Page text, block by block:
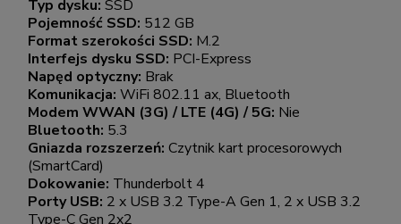
Typ dysku: SSD
Pojemność SSD: 512 GB
Format szerokości SSD: M.2
Interfejs dysku SSD: PCI-Express
Napęd optyczny: Brak
Komunikacja: WiFi 802.11 ax, Bluetooth
Modem WWAN (3G) / LTE (4G) / 5G: Nie
Bluetooth: 5.3
Gniazda rozszerzeń: Czytnik kart procesorowych
(SmartCard)
Dokowanie: Thunderbolt 4
Porty USB: 2 x USB 3.2 Type-A Gen 1, 2 x USB 3.2
Type-C Gen 2x2